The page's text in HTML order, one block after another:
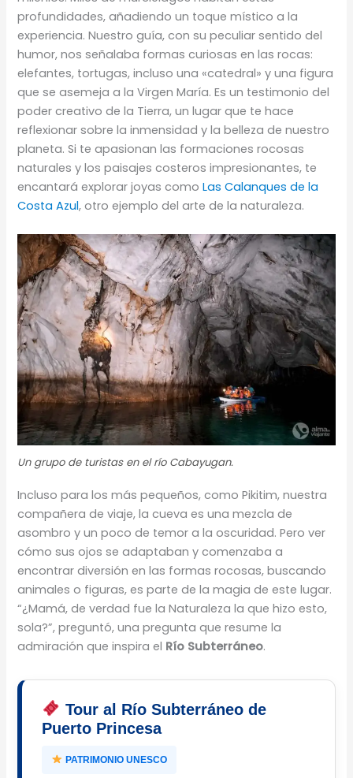
profundidades, añadiendo un toque místico a la
experiencia. Nuestro guía, con su peculiar sentido del
humor, nos señalaba formas curiosas en las rocas:
elefantes, tortugas, incluso una «catedral» y una figura
que se asemeja a la Virgen María. Es un testimonio del
poder creativo de la Tierra, un lugar que te hace
reflexionar sobre la inmensidad y la belleza de nuestro
planeta. Si te apasionan las formaciones rocosas
naturales y los paisajes costeros impresionantes, te
encantará explorar joyas comoLas Calanques de la
Costa Azul, otro ejemplo del arte de la naturaleza.
Un grupo de turistas en el río Cabayugan.
Incluso para los más pequeños, como Pikitim, nuestra
compañera de viaje, la cueva es una mezcla de
asombro y un poco de temor a la oscuridad. Pero ver
cómo sus ojos se adaptaban y comenzaba a
encontrar diversión en las formas rocosas, buscando
animales o figuras, es parte de la magia de este lugar.
“¿Mamá, de verdad fue la Naturaleza la que hizo esto,
sola?”, preguntó, una pregunta que resume la
admiración que inspira el Río Subterráneo.
Tour al Río Subterráneo de
Puerto Princesa
PATRIMONIO UNESCO